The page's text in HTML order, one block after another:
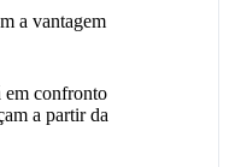
a vantagem
em confronto
a partir da